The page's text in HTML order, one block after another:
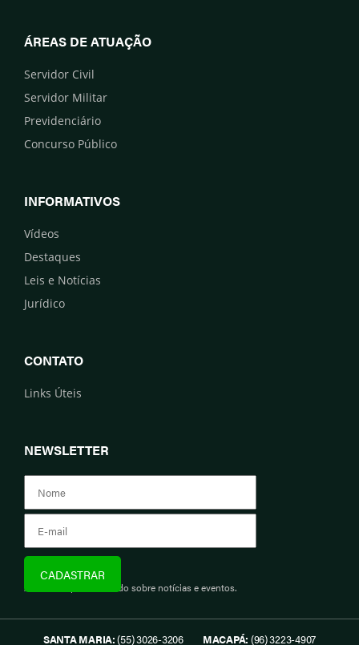
ÁREAS DE ATUAÇÃO
Servidor Civil
Servidor Militar
Previdenciário
Concurso Público
INFORMATIVOS
Vídeos
Destaques
Leis e Notícias
Jurídico
CONTATO
Links Úteis
NEWSLETTER
Assine e fique informado sobre notícias e eventos.
SANTA MARIA:(55) 3026-3206 MACAPÁ: (96) 3223-4907